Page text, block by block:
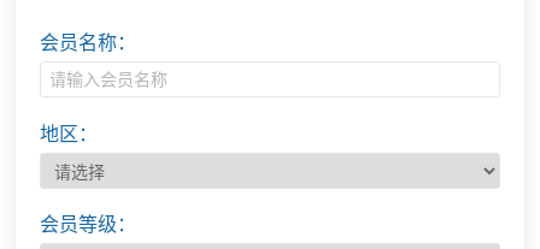
会员名称：
地区：
会员等级：